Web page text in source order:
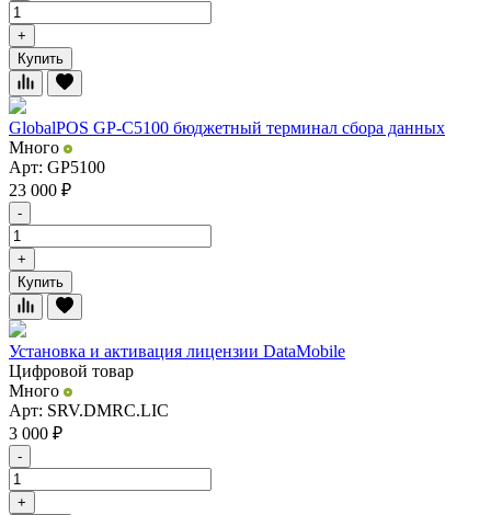
+
Купить
GlobalPOS GP-C5100 бюджетный терминал сбора данных
Много
Арт: GP5100
23 000 ₽
-
+
Купить
Установка и активация лицензии DataMobile
Цифровой товар
Много
Арт: SRV.DMRC.LIC
3 000 ₽
-
+